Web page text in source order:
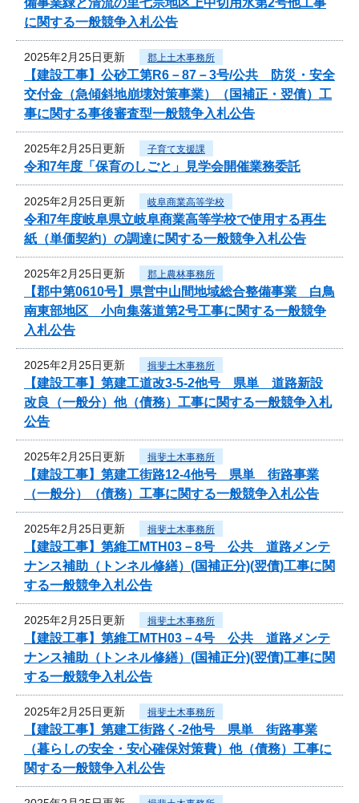
に関する一般競争入札公告
2025年2月25日更新 郡上土木事務所
【建設工事】公砂工第R6－87－3号/公共 防災・安全
交付金（急傾斜地崩壊対策事業）（国補正・翌債）工
事に関する事後審査型一般競争入札公告
2025年2月25日更新 子育て支援課
令和7年度「保育のしごと」見学会開催業務委託
2025年2月25日更新 岐阜商業高等学校
令和7年度岐阜県立岐阜商業高等学校で使用する再生
紙（単価契約）の調達に関する一般競争入札公告
2025年2月25日更新 郡上農林事務所
【郡中第0610号】県営中山間地域総合整備事業 白鳥
南東部地区 小向集落道第2号工事に関する一般競争
入札公告
2025年2月25日更新 揖斐土木事務所
【建設工事】第建工道改3-5-2他号 県単 道路新設
改良（一般分）他（債務）工事に関する一般競争入札
公告
2025年2月25日更新 揖斐土木事務所
【建設工事】第建工街路12-4他号 県単 街路事業
（一般分）（債務）工事に関する一般競争入札公告
2025年2月25日更新 揖斐土木事務所
【建設工事】第維工MTH03－8号 公共 道路メンテ
ナンス補助（トンネル修繕）(国補正分)(翌債)工事に関
する一般競争入札公告
2025年2月25日更新 揖斐土木事務所
【建設工事】第維工MTH03－4号 公共 道路メンテ
ナンス補助（トンネル修繕）(国補正分)(翌債)工事に関
する一般競争入札公告
2025年2月25日更新 揖斐土木事務所
【建設工事】第建工街路く-2他号 県単 街路事業
（暮らしの安全・安心確保対策費）他（債務）工事に
関する一般競争入札公告